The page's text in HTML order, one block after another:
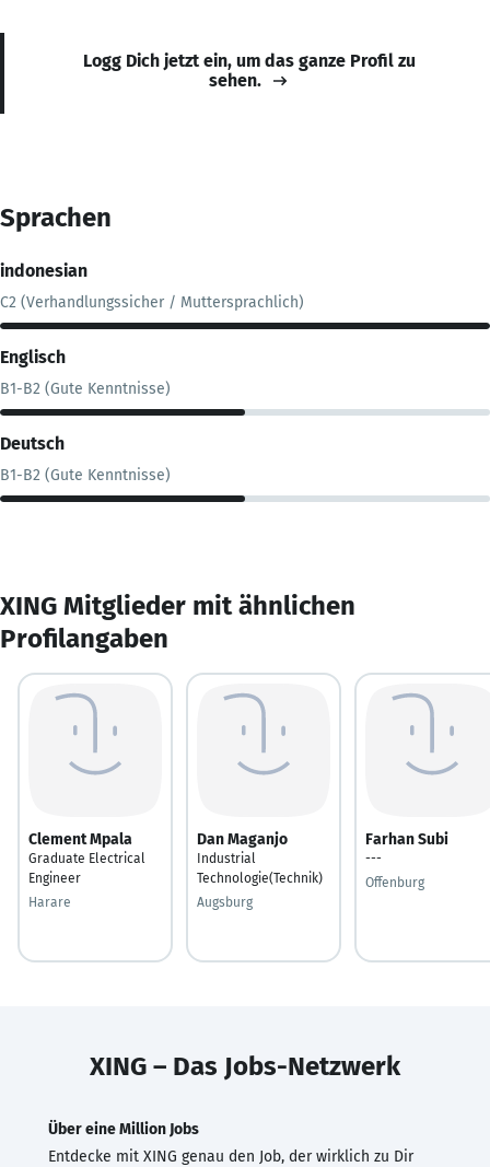
Logg Dich jetzt ein, um das ganze Profil zu
sehen.
Sprachen
indonesian
C2 (Verhandlungssicher / Muttersprachlich)
Englisch
B1-B2 (Gute Kenntnisse)
Deutsch
B1-B2 (Gute Kenntnisse)
XING Mitglieder mit ähnlichen
Profilangaben
Clement Mpala
Graduate Electrical
Engineer
Harare
Dan Maganjo
Industrial
Technologie(Technik)
Augsburg
Farhan Subi
---
Offenburg
XING – Das Jobs-Netzwerk
Über eine Million Jobs
Entdecke mit XING genau den Job, der wirklich zu Dir